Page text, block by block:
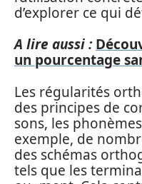
d’explorer ce qui
A lire aussi :
un pourcentage
Les régularités
des principes de
sons, les
exemple, de
des schémas
tels que les